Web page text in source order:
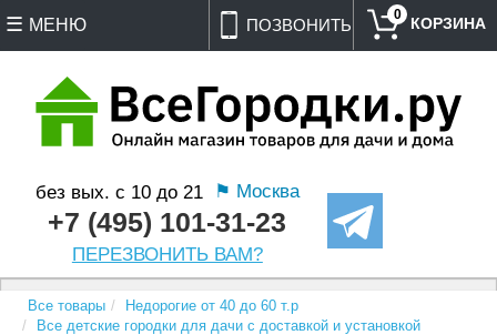
ПОЗВОНИТЬ
без вых. с 10 до 21 ⚑ Москва
+7 (495) 101-31-23
ПЕРЕЗВОНИТЬ ВАМ?
0
МЕНЮ
Все товары
Недорогие от 40 до 60 т.р
Все детские городки для дачи с доставкой и установкой